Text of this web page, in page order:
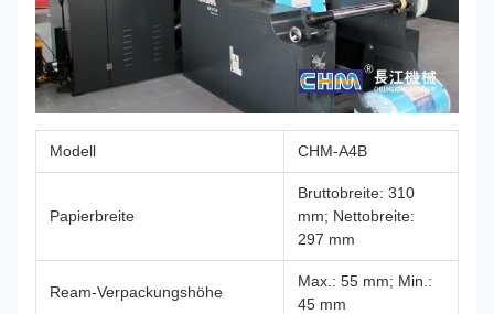
Modell CHM-A4B
Papierbreite
Bruttobreite: 310
mm; Nettobreite:
297 mm
Ream-Verpackungshöhe
Max.: 55 mm; Min.:
45 mm